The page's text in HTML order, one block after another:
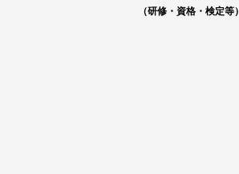
（研修・資格・検定等）